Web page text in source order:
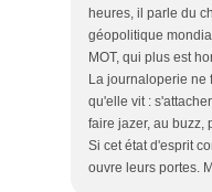
heures, il parle du
géopolitique
MOT, qui plus est
La journaloperie ne
qu'elle vit :
faire jazer, au buzz,
Si cet état d'esprit
ouvre leurs portes.